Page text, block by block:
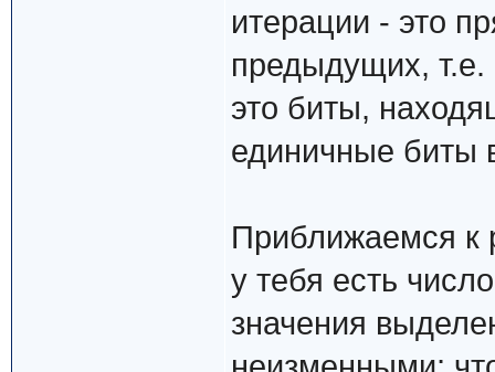
итерации - это
предыдущих,
это биты,
единичные биты
Приближаемся к
у тебя есть
значения